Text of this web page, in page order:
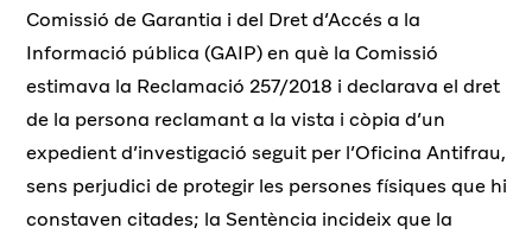
Comissió de Garantia i del Dret d’Accés a la
Informació pública (GAIP) en què la Comissió
estimava la Reclamació 257/2018 i declarava el dret
de la persona reclamant a la vista i còpia d’un
expedient d’investigació seguit per l’Oficina Antifrau,
sens perjudici de protegir les persones físiques que hi
constaven citades; la Sentència incideix que la